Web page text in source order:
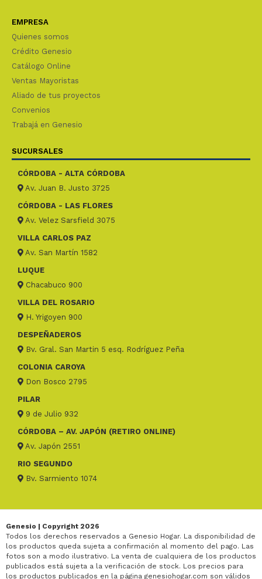
EMPRESA
Quienes somos
Crédito Genesio
Catálogo Online
Ventas Mayoristas
Aliado de tus proyectos
Convenios
Trabajá en Genesio
SUCURSALES
CÓRDOBA - ALTA CÓRDOBA
Av. Juan B. Justo 3725
CÓRDOBA - LAS FLORES
Av. Velez Sarsfield 3075
VILLA CARLOS PAZ
Av. San Martín 1582
LUQUE
Chacabuco 900
VILLA DEL ROSARIO
H. Yrigoyen 900
DESPEÑADEROS
Bv. Gral. San Martin 5 esq. Rodríguez Peña
COLONIA CAROYA
Don Bosco 2795
PILAR
9 de Julio 932
CÓRDOBA – AV. JAPÓN (RETIRO ONLINE)
Av. Japón 2551
RIO SEGUNDO
Bv. Sarmiento 1074
Genesio | Copyright 2026
Todos los derechos reservados a Genesio Hogar. La disponibilidad de
los productos queda sujeta a confirmación al momento del pago. Las
fotos son a modo ilustrativo. La venta de cualquiera de los productos
publicados está sujeta a la verificación de stock. Los precios para
los productos publicados en la página genesiohogar.com son válidos